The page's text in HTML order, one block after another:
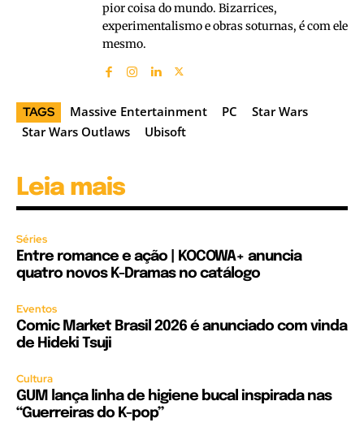
pior coisa do mundo. Bizarrices,
experimentalismo e obras soturnas, é com ele
mesmo.
TAGS Massive Entertainment PC
Star Wars
Star Wars Outlaws
Ubisoft
Leia mais
Séries
Entre romance e ação | KOCOWA+ anuncia
quatro novos K-Dramas no catálogo
Eventos
Comic Market Brasil 2026 é anunciado com vinda
de Hideki Tsuji
Cultura
GUM lança linha de higiene bucal inspirada nas
“Guerreiras do K-pop”